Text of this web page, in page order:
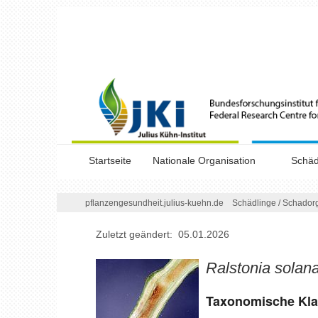
Startseite Nationale Organisation
Ansprechpersonen
pflanzengesundheit.julius-kuehn.de Schädlinge /
Zuletzt geändert: 05.01.2026
Ralstonia
Taxonomische